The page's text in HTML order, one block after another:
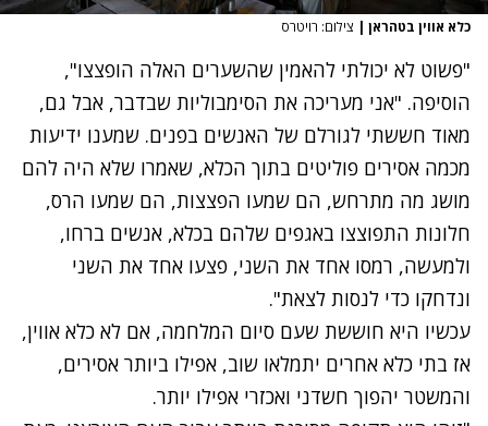
כלא אווין בטהראן | צילום: רויטרס
"פשוט לא יכולתי להאמין שהשערים האלה הופצצו",
הוסיפה. "אני מעריכה את הסימבוליות שבדבר, אבל גם,
מאוד חששתי לגורלם של האנשים בפנים. שמענו ידיעות
מכמה אסירים פוליטים בתוך הכלא, שאמרו שלא היה להם
מושג מה מתרחש, הם שמעו הפצצות, הם שמעו הרס,
חלונות התפוצצו באגפים שלהם בכלא, אנשים ברחו,
ולמעשה, רמסו אחד את השני, פצעו אחד את השני
ונדחקו כדי לנסות לצאת".
עכשיו היא חוששת שעם סיום המלחמה, אם לא כלא אווין,
אז בתי כלא אחרים יתמלאו שוב, אפילו ביותר אסירים,
והמשטר יהפוך חשדני ואכזרי אפילו יותר.